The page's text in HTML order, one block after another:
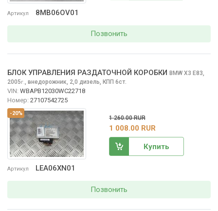
Артикул 8MB06OV01
Позвонить
-20%
Артикул LEA06XN01
БЛОК УПРАВЛЕНИЯ РАЗДАТОЧНОЙ КОРОБКИ BMW X3 E83,
2005г. внедорожник, 2,0 дизель, КПП 6ст.
VIN: WBAPB12030WC22718
Номер: 27107542725
1 260.00 RUR
1 008.00 RUR
Купить
Позвонить